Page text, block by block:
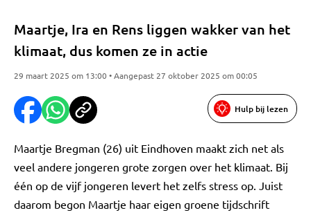
Maartje, Ira en Rens liggen wakker van het
klimaat, dus komen ze in actie
29 maart 2025 om 13:00 • Aangepast 27 oktober 2025 om 00:05
Hulp bij lezen
Maartje Bregman (26) uit Eindhoven maakt zich net als
veel andere jongeren grote zorgen over het klimaat. Bij
één op de vijf jongeren levert het zelfs stress op. Juist
daarom begon Maartje haar eigen groene tijdschrift